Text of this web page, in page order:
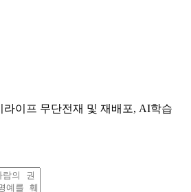
이프 무단전재 및 재배포, AI학습